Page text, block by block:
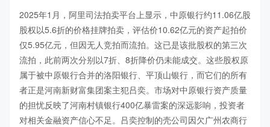
2025年1月，阿里司法拍卖平台上显示，中原银行约11.06亿股
股权以5.6折的价格挂牌拍卖，评估价10.62亿元的资产起拍价
仅5.95亿元，但因无人竞拍而流拍。这已是该批股权的第三次
流拍，此前两次分别以7折、8折降价仍未能成交。这些股权原
属于被中原银行合并的洛阳银行、平顶山银行，而它们的所有
者正是河南新财富集团案主犯吕奕。市场对中原银行资产质量
的担忧反映了河南村镇银行400亿暴雷案的深远影响，投资者
对相关金融资产信心不足。吕奕控制的壳公司因欠广州农商行